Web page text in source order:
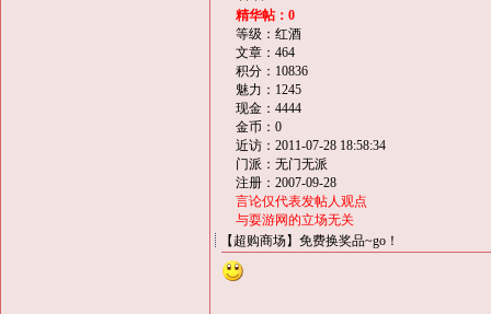
精华帖：0
等级：红酒
文章：464
积分：10836
魅力：1245
现金：4444
金币：0
近访：2011-07-28 18:58:34
门派：无门无派
注册：2007-09-28
言论仅代表发帖人观点
与耍游网的立场无关
【超购商场】免费换奖品~go！